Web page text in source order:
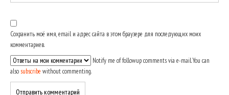
Сохранить моё имя, email и адрес сайта в этом браузере для последующих моих
комментариев.
Notify me of followup comments via e-mail. You can
also subscribe without commenting.